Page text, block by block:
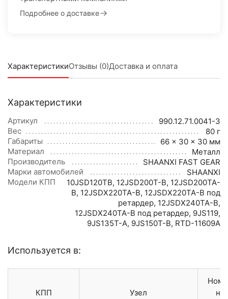
Подробнее о доставке
ХарактеристикиОтзывы (0)Доставка и оплата
Характеристики
Артикул
990.12.71.0041-3
Вес
80 г
Габариты
66 × 30 × 30 мм
Материал
Металл
Производитель
SHAANXI FAST GEAR
Марки автомобилей
SHAANXI
Модели КПП
10JSD120TB, 12JSD200T-B, 12JSD200TA-
B, 12JSDX220TA-B, 12JSDX220TA-B под
ретардер, 12JSDX240TA-B,
12JSDX240TA-B под ретардер, 9JS119,
9JS135T-A, 9JS150T-B, RTD-11609A
Используется в:
КПП Узел
на